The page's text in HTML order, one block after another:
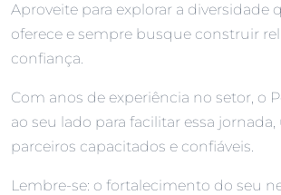
Aproveite para explorar a diversidade
oferece e sempre busque construir
confiança.
Com anos de experiência no setor, o
ao seu lado para facilitar essa
parceiros capacitados e confiáveis.
Lembre-se: o fortalecimento do seu